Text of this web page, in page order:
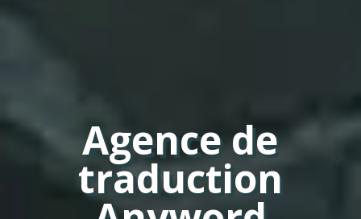
Agence de
traduction